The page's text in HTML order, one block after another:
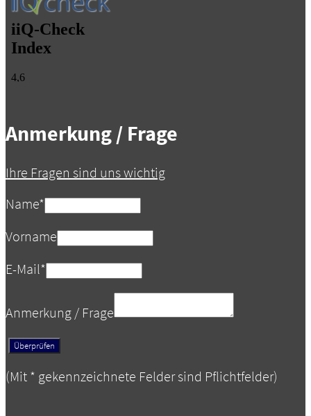
Anmerkung / Frage
Ihre Fragen sind uns wichtig
Name*
Vorname
E-Mail*
Anmerkung / Frage
(Mit * gekennzeichnete Felder sind Pflichtfelder)